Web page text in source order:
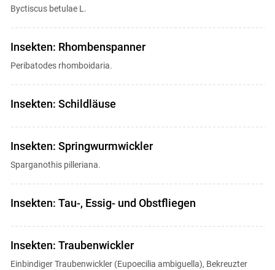
Byctiscus betulae L.
Insekten: Rhombenspanner
Peribatodes rhomboidaria.
Insekten: Schildläuse
Insekten: Springwurmwickler
Sparganothis pilleriana.
Insekten: Tau-, Essig- und Obstfliegen
Insekten: Traubenwickler
Einbindiger Traubenwickler (Eupoecilia ambiguella), Bekreuzter